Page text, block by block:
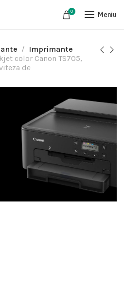
0 Meniu
Imprimante
color Canon TS705,
de